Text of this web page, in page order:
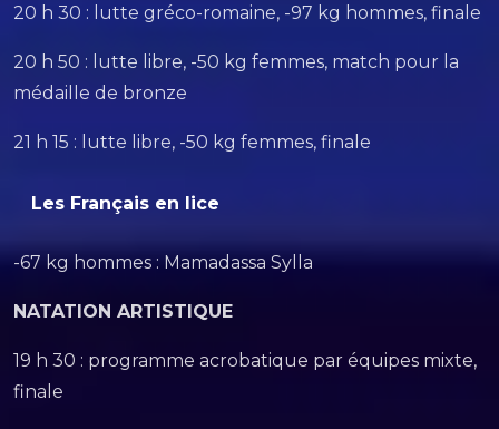
20 h 30 : lutte gréco-romaine, -97 kg hommes, finale
20 h 50 : lutte libre, -50 kg femmes, match pour la
médaille de bronze
21 h 15 : lutte libre, -50 kg femmes, finale
Les Français en lice
-67 kg hommes : Mamadassa Sylla
NATATION ARTISTIQUE
19 h 30 : programme acrobatique par équipes mixte,
finale